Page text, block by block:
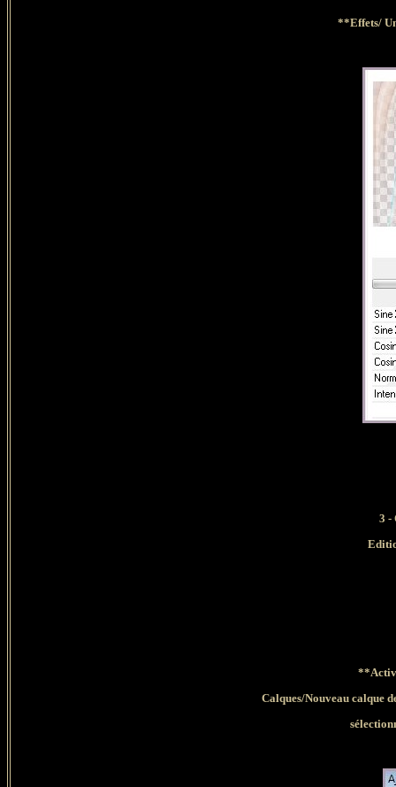
**Effets/
3 -
Calques/Nouveau calque